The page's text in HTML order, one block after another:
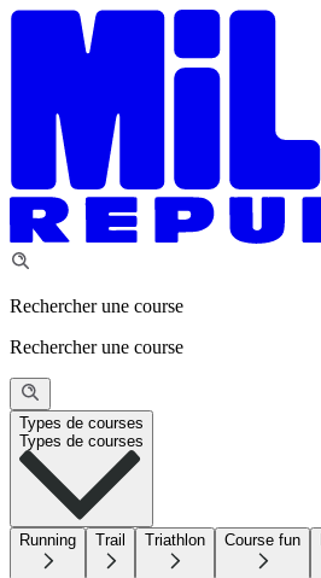
Rechercher une course
Rechercher une course
Types de courses
Types de courses
Running Trail Triathlon Course fun